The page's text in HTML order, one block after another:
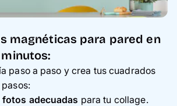
magnéticas para pared en
paso a paso y crea tus cuadrados
fotos adecuadas para tu collage.